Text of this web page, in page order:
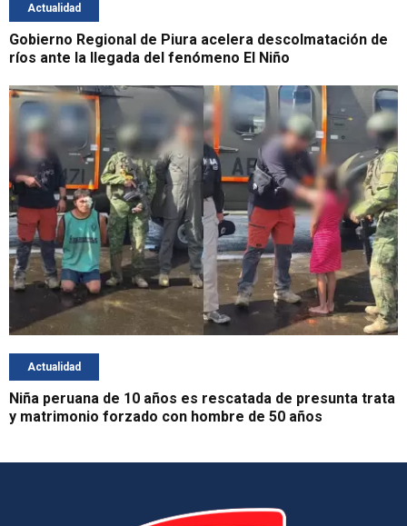
Actualidad
Gobierno Regional de Piura acelera descolmatación de
ríos ante la llegada del fenómeno El Niño
Actualidad
Niña peruana de 10 años es rescatada de presunta trata
y matrimonio forzado con hombre de 50 años